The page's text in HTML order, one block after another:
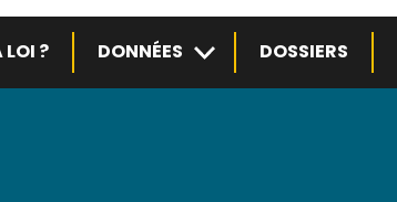
LOI ? DONNÉES Sous-menuDOSSIERS